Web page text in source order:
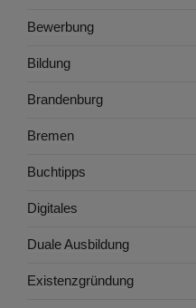
Bewerbung
Bildung
Brandenburg
Bremen
Buchtipps
Digitales
Duale Ausbildung
Existenzgründung